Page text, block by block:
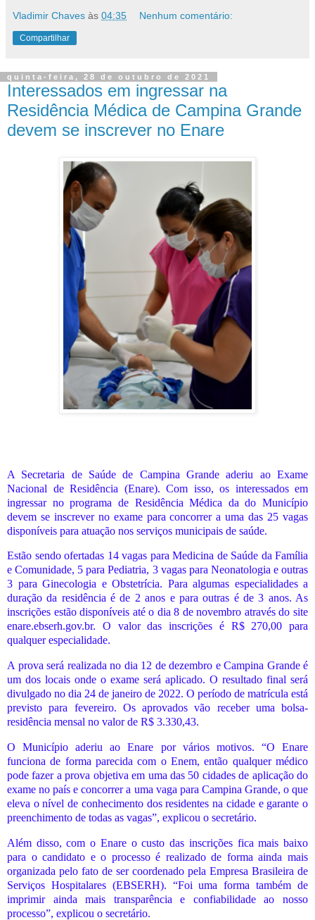
Vladimir Chaves às 04:35 Nenhum comentário:
Compartilhar
quinta-feira, 28 de outubro de 2021
Interessados em ingressar na
Residência Médica de Campina Grande
devem se inscrever no Enare
A Secretaria de Saúde de Campina Grande aderiu ao Exame
Nacional de Residência (Enare). Com isso, os interessados em
ingressar no programa de Residência Médica da do Município
devem se inscrever no exame para concorrer a uma das 25 vagas
disponíveis para atuação nos serviços municipais de saúde.
Estão sendo ofertadas 14 vagas para Medicina de Saúde da Família
e Comunidade, 5 para Pediatria, 3 vagas para Neonatologia e outras
3 para Ginecologia e Obstetrícia. Para algumas especialidades a
duração da residência é de 2 anos e para outras é de 3 anos. As
inscrições estão disponíveis até o dia 8 de novembro através do site
enare.ebserh.gov.br. O valor das inscrições é R$ 270,00 para
qualquer especialidade.
A prova será realizada no dia 12 de dezembro e Campina Grande é
um dos locais onde o exame será aplicado. O resultado final será
divulgado no dia 24 de janeiro de 2022. O período de matrícula está
previsto para fevereiro. Os aprovados vão receber uma bolsa-
residência mensal no valor de R$ 3.330,43.
O Município aderiu ao Enare por vários motivos. “O Enare
funciona de forma parecida com o Enem, então qualquer médico
pode fazer a prova objetiva em uma das 50 cidades de aplicação do
exame no país e concorrer a uma vaga para Campina Grande, o que
eleva o nível de conhecimento dos residentes na cidade e garante o
preenchimento de todas as vagas”, explicou o secretário.
Além disso, com o Enare o custo das inscrições fica mais baixo
para o candidato e o processo é realizado de forma ainda mais
organizada pelo fato de ser coordenado pela Empresa Brasileira de
Serviços Hospitalares (EBSERH). “Foi uma forma também de
imprimir ainda mais transparência e confiabilidade ao nosso
processo”, explicou o secretário.